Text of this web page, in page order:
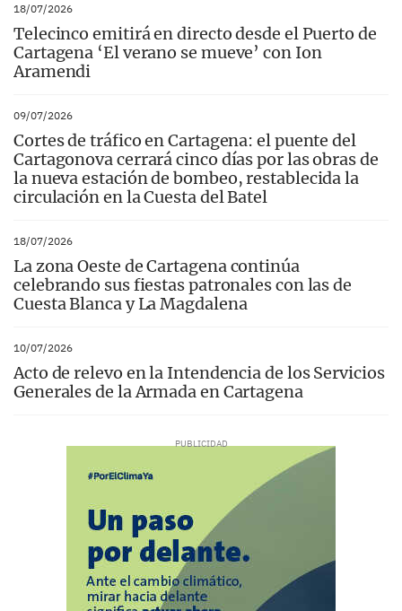
18/07/2026
Telecinco emitirá en directo desde el Puerto de
Cartagena ‘El verano se mueve’ con Ion
Aramendi
09/07/2026
Cortes de tráfico en Cartagena: el puente del
Cartagonova cerrará cinco días por las obras de
la nueva estación de bombeo, restablecida la
circulación en la Cuesta del Batel
18/07/2026
La zona Oeste de Cartagena continúa
celebrando sus fiestas patronales con las de
Cuesta Blanca y La Magdalena
10/07/2026
Acto de relevo en la Intendencia de los Servicios
Generales de la Armada en Cartagena